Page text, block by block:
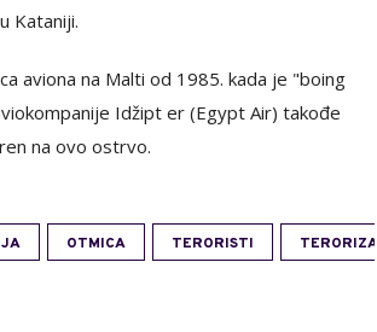
Kataniji.
aviona na Malti od 1985. kada je "boing
Idžipt er (Egypt Air) takođe
na ovo ostrvo.
OTMICA TERORISTI